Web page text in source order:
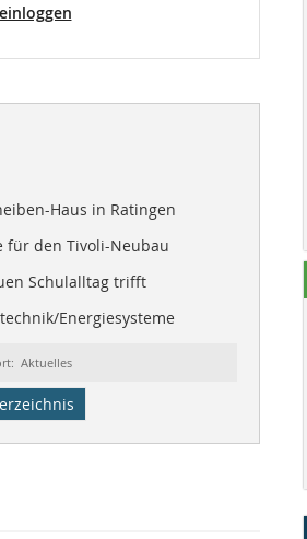
Haus in Ratingen
für den Tivoli-Neubau
Schulalltag trifft
Energiesysteme
Aktuelles